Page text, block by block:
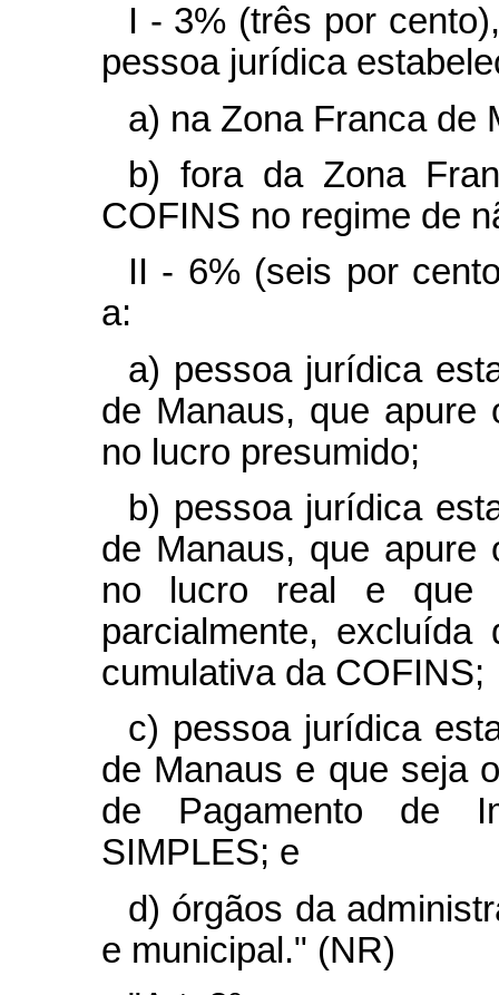
I - 3% (três por
pessoa jurídica
a) na Zona Franca de
b) fora da Zona
COFINS no regime de
II - 6% (seis por
a:
a) pessoa jurídica
de Manaus, que apure
no lucro presumido;
b) pessoa jurídica
de Manaus, que apure
no lucro real e que
parcialmente,
cumulativa da COFINS;
c) pessoa jurídica
de Manaus e que seja
de Pagamento de
SIMPLES; e
d) órgãos da
e municipal." (NR)